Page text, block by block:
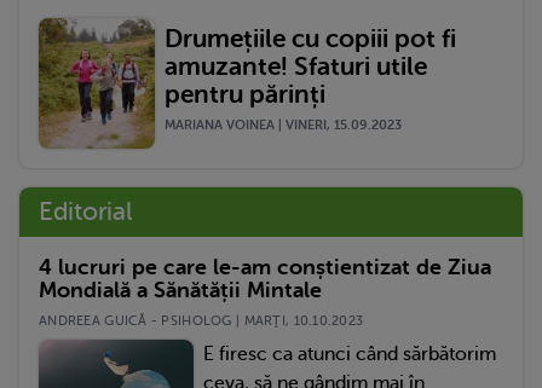
Drumețiile cu copiii pot fi
amuzante! Sfaturi utile
pentru părinți
MARIANA VOINEA | VINERI, 15.09.2023
Editorial
4 lucruri pe care le-am conștientizat de Ziua
Mondială a Sănătății Mintale
ANDREEA GUICĂ - PSIHOLOG | MARŢI, 10.10.2023
E firesc ca atunci când sărbătorim
ceva, să ne gândim mai în